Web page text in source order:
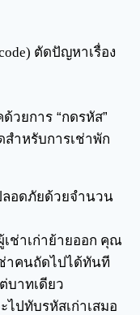
ตัดปัญหาเรื่อง
วยการ “กดรหัส”
ำหรับการเช่าพัก
ลอดภัยด้วยจำนวน
เช่าเก่าย้ายออก คุณ
าคนถัดไปได้ทันที
บาทเดียว
ไปทับรหัสเก่าเสมอ